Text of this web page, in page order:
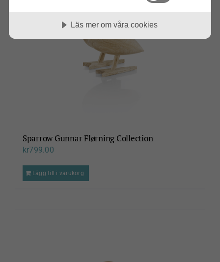
Sparrow Gunnar Flørning Collection
kr799.00
Lägg till i varukorg
Läs mer om våra cookies